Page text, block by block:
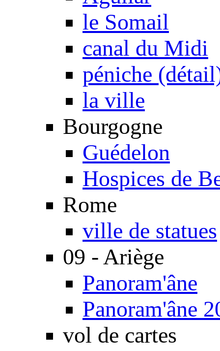
le Somail
canal du Midi
péniche
la ville
Bourgogne
Guédelon
Hospices de
Rome
ville de statues
09 - Ariège
Panoram'âne
Panoram'âne
vol de cartes